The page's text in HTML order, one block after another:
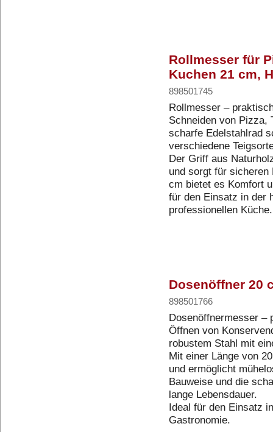
Rollmesser für
Kuchen 21 cm,
898501745
Rollmesser –
Schneiden von Pizza,
scharfe Edelstahlrad
verschiedene
Der Griff aus
und sorgt für sicheren
cm bietet es Komfort
für den Einsatz in der
professionellen
Dosenöffner 20
898501766
Dosenöffnermesser –
Öffnen von
robustem Stahl mit
Mit einer Länge von
und ermöglicht
Bauweise und die
lange Lebensdauer.
Ideal für den Einsatz
Gastronomie.